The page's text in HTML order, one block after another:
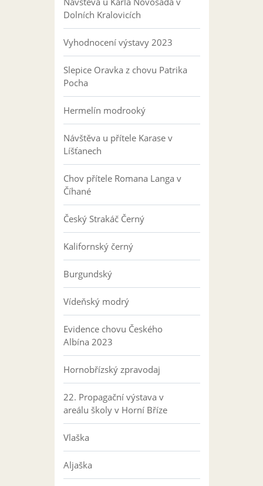
Dolních Kralovicích
Vyhodnocení výstavy 2023
Slepice Oravka z chovu Patrika
Pocha
Hermelín modrooký
Návštěva u přítele Karase v
Líšťanech
Chov přítele Romana Langa v
Číhané
Český Strakáč Černý
Kalifornský černý
Burgundský
Vídeňský modrý
Evidence chovu Českého
Albína 2023
Hornobřízský zpravodaj
22. Propagační výstava v
areálu školy v Horní Bříze
Vlaška
Aljaška